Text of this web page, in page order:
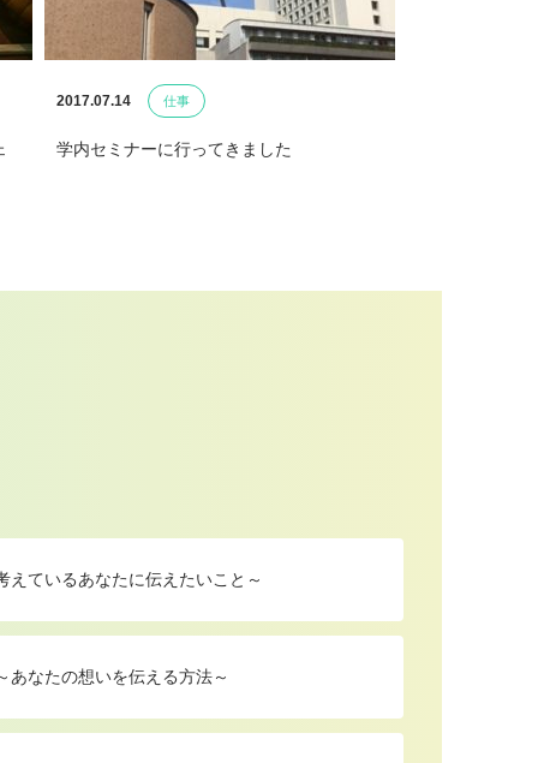
2017.07.14 仕事
学内セミナーに行ってきました
えているあなたに伝えたいこと～
あなたの想いを伝える方法～